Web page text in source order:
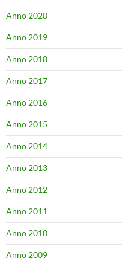
Anno 2020
Anno 2019
Anno 2018
Anno 2017
Anno 2016
Anno 2015
Anno 2014
Anno 2013
Anno 2012
Anno 2011
Anno 2010
Anno 2009